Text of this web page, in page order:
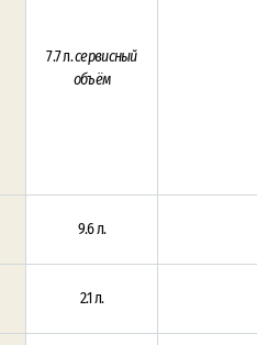
7.7 л.сервисный
объём
9.6 л.
2.1 л.